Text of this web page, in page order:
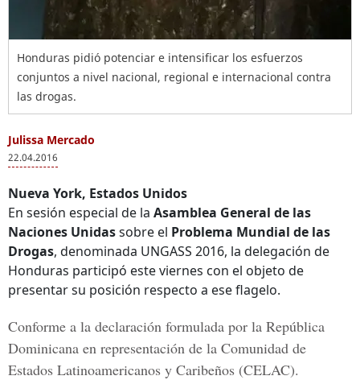
Honduras pidió potenciar e intensificar los esfuerzos
conjuntos a nivel nacional, regional e internacional contra
las drogas.
Julissa Mercado
22.04.2016
Nueva York, Estados Unidos
En sesión especial de la Asamblea General de las
Naciones Unidassobre el Problema Mundial de las
Drogas, denominada UNGASS 2016, la delegación de
Honduras participó este viernes con el objeto de
presentar su posición respecto a ese flagelo.
Conforme a la declaración formulada por la República
Dominicana en representación de la Comunidad de
Estados Latinoamericanos y Caribeños (CELAC).